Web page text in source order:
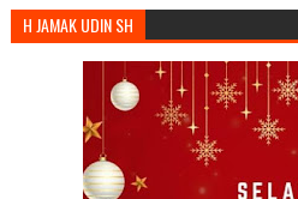
H JAMAK UDIN SH